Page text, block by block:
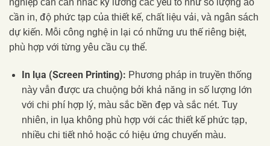
nghiệp cần cân nhắc kỹ lưỡng các yếu tố như số lượng áo
cần in, độ phức tạp của thiết kế, chất liệu vải, và ngân sách
dự kiến. Mỗi công nghệ in lại có những ưu thế riêng biệt,
phù hợp với từng yêu cầu cụ thể.
In lụa (Screen Printing): Phương pháp in truyền thống
này vẫn được ưa chuộng bởi khả năng in số lượng lớn
với chi phí hợp lý, màu sắc bền đẹp và sắc nét. Tuy
nhiên, in lụa không phù hợp với các thiết kế phức tạp,
nhiều chi tiết nhỏ hoặc có hiệu ứng chuyển màu.